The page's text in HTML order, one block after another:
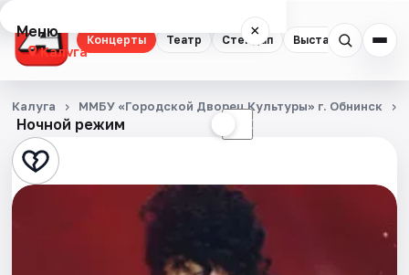
Концерты Театр Стендап Выставки Спорт
Меню ×
Калуга
Концерты
Театр
Стендап
Ночной режим ☾
Калуга ММБУ «Городской Дворец Культуры» г. Обнинск